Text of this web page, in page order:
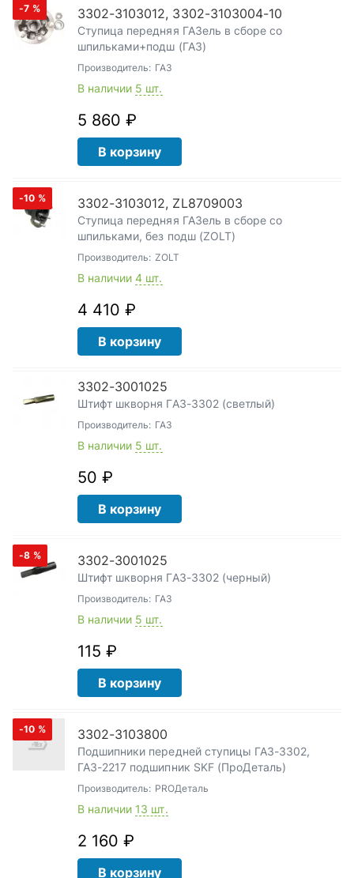
-7 % 3302-3103012, 3302-3103004-10
Ступица передняя ГАЗель в сборе со
шпильками+подш (ГАЗ)
Производитель: ГАЗ
В наличии 5 шт.
5 860 ₽
В корзину
-10 % 3302-3103012, ZL8709003
Ступица передняя ГАЗель в сборе со
шпильками, без подш (ZOLT)
Производитель: ZOLT
В наличии 4 шт.
4 410 ₽
В корзину
3302-3001025
Штифт шкворня ГАЗ-3302 (светлый)
Производитель: ГАЗ
В наличии 5 шт.
50 ₽
В корзину
-8 % 3302-3001025
Штифт шкворня ГАЗ-3302 (черный)
Производитель: ГАЗ
В наличии 5 шт.
115 ₽
В корзину
-10 % 3302-3103800
Подшипники передней ступицы ГАЗ-3302,
ГАЗ-2217 подшипник SKF (ПроДеталь)
Производитель: PROДеталь
В наличии 13 шт.
2 160 ₽
В корзину